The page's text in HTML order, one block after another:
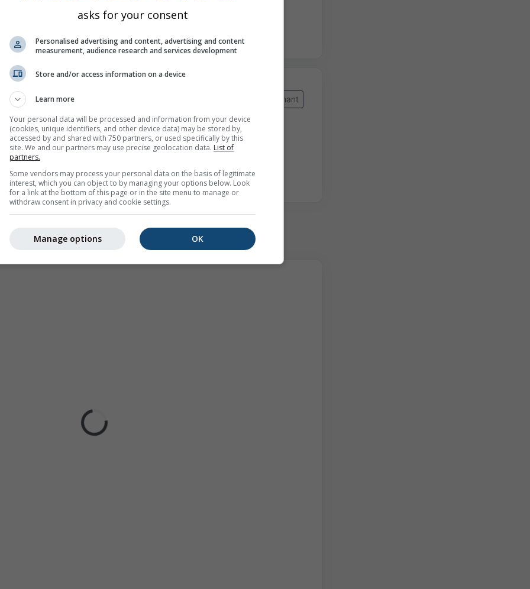
France
orages
modéré
Maintenant
06:00(il y a 2 heures)Jusqu'àMinuit (dans 15 heures)
France
il y a 2 heures
à Mandelieu-La Napoule
asks for your consent
Personalised advertising and content, advertising and content
measurement, audience research and services development
Store and/or access information on a device
Learn more
Your personal data will be processed and information from your device
(cookies, unique identifiers, and other device data) may be stored by,
accessed by and shared with 750 partners, or used specifically by this
site. We and our partners may use precise geolocation data. List of
partners.
Some vendors may process your personal data on the basis of legitimate
interest, which you can object to by managing your options below. Look
for a link at the bottom of this page or in the site menu to manage or
withdraw consent in privacy and cookie settings.
OK
Manage options